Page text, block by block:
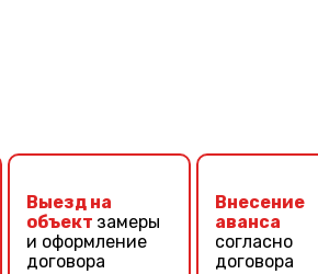
Выезд на
объект замеры
и оформление
договора
Внесение
аванса
согласно
договора